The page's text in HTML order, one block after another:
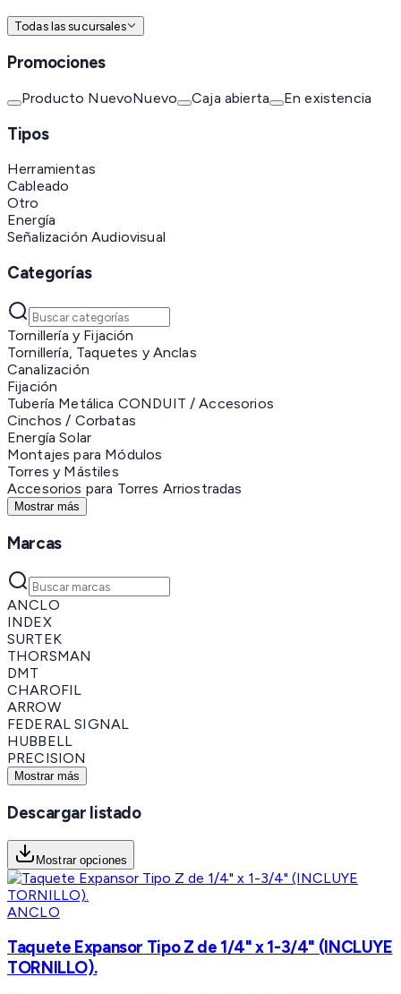
Todas las sucursales
Promociones
Producto NuevoNuevo Caja abierta En existencia
Tipos
Herramientas
Cableado
Otro
Energía
Señalización Audiovisual
Categorías
Tornillería y Fijación
Tornillería, Taquetes y Anclas
Canalización
Fijación
Tubería Metálica CONDUIT / Accesorios
Cinchos / Corbatas
Energía Solar
Montajes para Módulos
Torres y Mástiles
Accesorios para Torres Arriostradas
Mostrar más
Marcas
ANCLO
INDEX
SURTEK
THORSMAN
DMT
CHAROFIL
ARROW
FEDERAL SIGNAL
HUBBELL
PRECISION
Mostrar más
Descargar listado
Mostrar opciones
ANCLO
Taquete Expansor Tipo Z de 1/4" x 1-3/4" (INCLUYE
TORNILLO).